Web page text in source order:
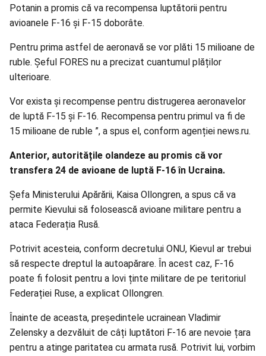
Potanin a promis că va recompensa luptătorii pentru
avioanele F-16 și F-15 doborâte.
Pentru prima astfel de aeronavă se vor plăti 15 milioane de
ruble. Șeful FORES nu a precizat cuantumul plăților
ulterioare.
Vor exista și recompense pentru distrugerea aeronavelor
de luptă F-15 și F-16. Recompensa pentru primul va fi de
15 milioane de ruble ”, a spus el, conform agenției news.ru.
Anterior, autoritățile olandeze au promis că vor
transfera 24 de avioane de luptă F-16 în Ucraina.
Șefa Ministerului Apărării, Kaisa Ollongren, a spus că va
permite Kievului să folosească avioane militare pentru a
ataca Federația Rusă.
Potrivit acesteia, conform decretului ONU, Kievul ar trebui
să respecte dreptul la autoapărare. În acest caz, F-16
poate fi folosit pentru a lovi ținte militare de pe teritoriul
Federației Ruse, a explicat Ollongren.
Înainte de aceasta, președintele ucrainean Vladimir
Zelensky a dezvăluit de câți luptători F-16 are nevoie țara
pentru a atinge paritatea cu armata rusă. Potrivit lui, vorbim